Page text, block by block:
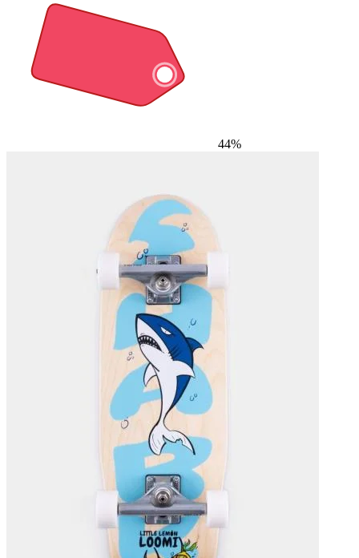
44%